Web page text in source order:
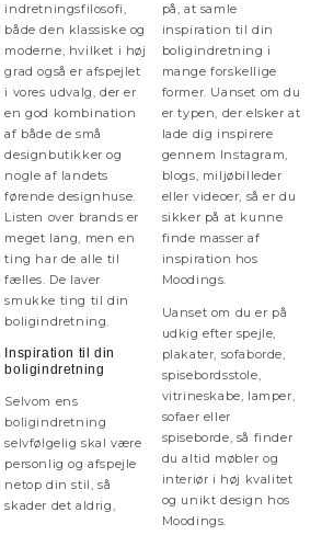
indretningsfilosofi,
både den klassiske og
moderne, hvilket i høj
grad også er afspejlet
i vores udvalg, der er
en god kombination
af både de små
designbutikker og
nogle af landets
førende designhuse.
Listen over brands er
meget lang, men en
ting har de alle til
fælles. De laver
smukke ting til din
boligindretning.
Inspiration til din
boligindretning
Selvom ens
boligindretning
selvfølgelig skal være
personlig og afspejle
netop din stil, så
skader det aldrig,
på, at samle
inspiration til din
boligindretning i
mange forskellige
former. Uanset om du
er typen, der elsker at
lade dig inspirere
gennem Instagram,
blogs, miljøbilleder
eller videoer, så er du
sikker på at kunne
finde masser af
inspiration hos
Moodings.
Uanset om du er på
udkig efter spejle,
plakater, sofaborde,
spisebordsstole,
vitrineskabe, lamper,
sofaer eller
spiseborde, så finder
du altid møbler og
interiør i høj kvalitet
og unikt design hos
Moodings.